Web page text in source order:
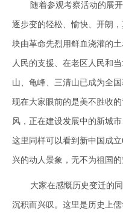
随着参观考察活动的展
逐步变的轻松、愉快、开朗
块由革命先烈用鲜血浇灌的
人民的支援、在老区人民和
山、龟峰、三清山已成为全
现在大家眼前的是美不胜收
风，正在建设发展中的新城
这里同样可以看到新中国成
兴的动人景象，无不为祖国的
大家在感慨历史变迁的
沉积而兴叹。这里是历史上